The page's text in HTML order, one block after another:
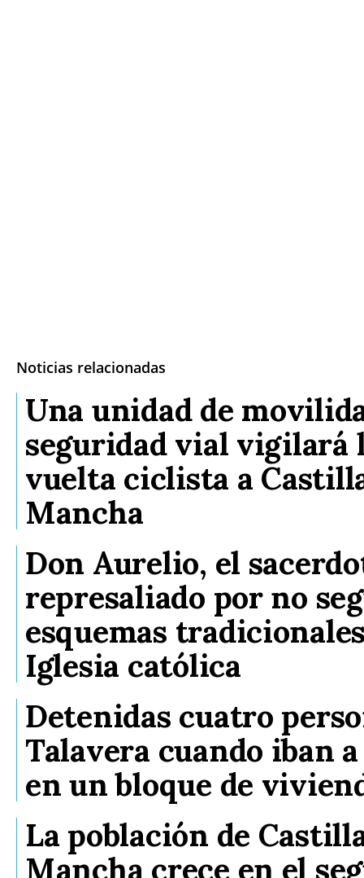
Noticias relacionadas
Una unidad de
seguridad vial vigilará
vuelta ciclista a
Mancha
Don Aurelio, el
represaliado por no
esquemas
Iglesia católica
Detenidas cuatro
Talavera cuando iban
en un bloque de
La población de
Mancha crece en el